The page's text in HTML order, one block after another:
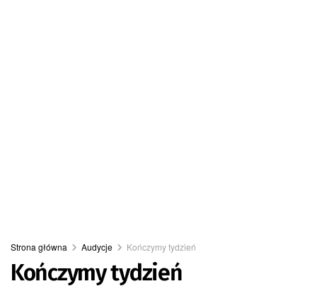
Strona główna Audycje Kończymy tydzień
Kończymy tydzień